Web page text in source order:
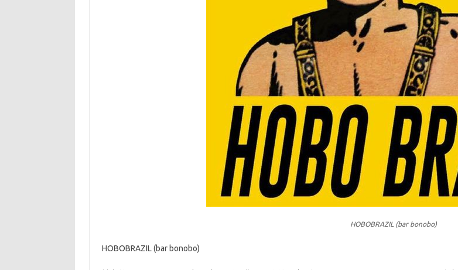
HOBOBRAZIL (bar bonobo)
HOBOBRAZIL (bar bonobo)